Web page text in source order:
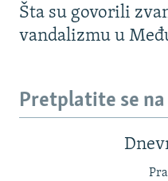
Šta su govorili
vandalizmu u
Pretplatite se